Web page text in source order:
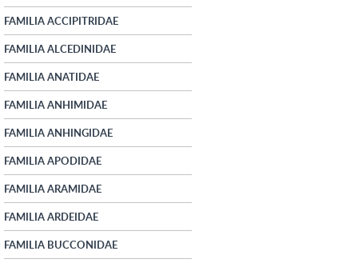
FAMILIA ACCIPITRIDAE
FAMILIA ALCEDINIDAE
FAMILIA ANATIDAE
FAMILIA ANHIMIDAE
FAMILIA ANHINGIDAE
FAMILIA APODIDAE
FAMILIA ARAMIDAE
FAMILIA ARDEIDAE
FAMILIA BUCCONIDAE